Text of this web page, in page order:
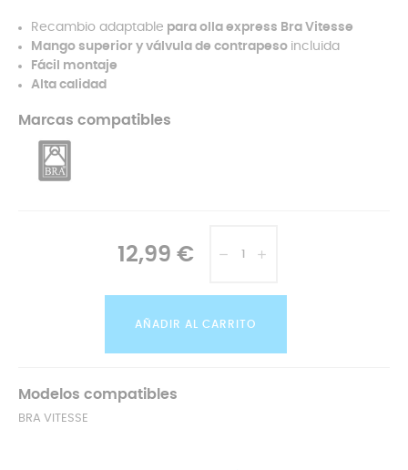
Recambio adaptable para olla express Bra Vitesse
Mango superior y válvula de contrapeso incluida
Fácil montaje
Alta calidad
Marcas compatibles
12,99 €
AÑADIR AL CARRITO
Modelos compatibles
BRA VITESSE